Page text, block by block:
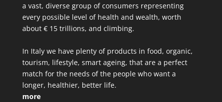
a vast, diverse group of consumers representing
every possible level of health and wealth, worth
about € 15 trillions, and climbing.
In Italy we have plenty of products in food, organic,
tourism, lifestyle, smart ageing, that are a perfect
match for the needs of the people who want a
longer, healthier, better life.
more